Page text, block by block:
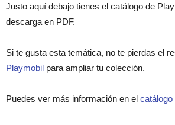
Justo aquí debajo tienes el catálogo de
descarga en PDF.
Si te gusta esta temática, no te pierdas el
Playmobil para ampliar tu colección.
Puedes ver más información en el catálogo